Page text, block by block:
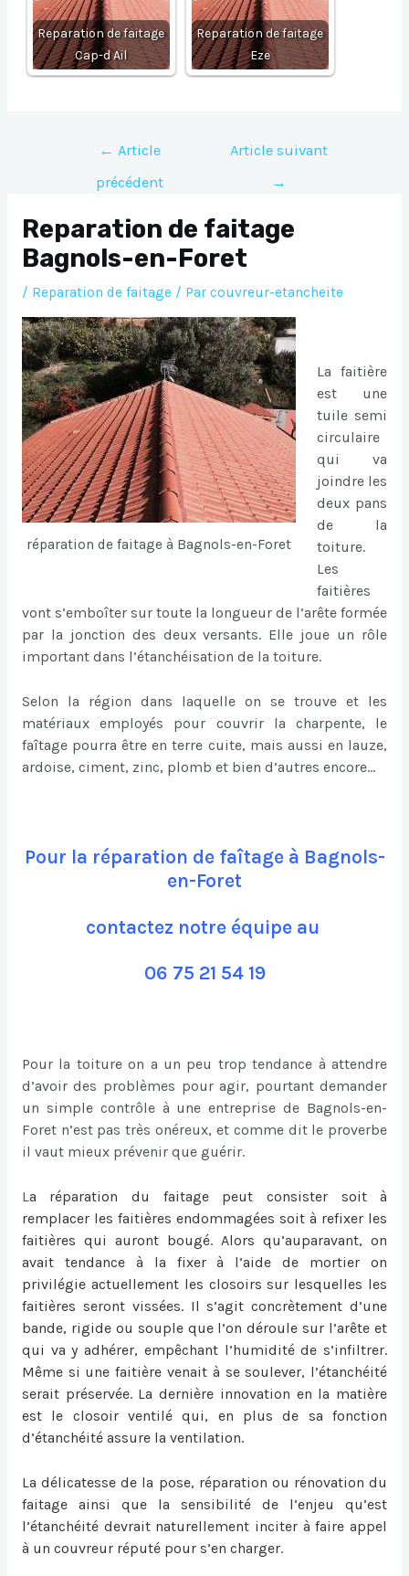
Reparation de faitage
Cap-d Ail
Reparation de faitage
Eze
Navigation
l’article
← Article
précédent
Article suivant
→
Reparation de faitage
Bagnols-en-Foret
/ Reparation de faitage/ Par couvreur-etancheite
réparation de faitage à Bagnols-en-Foret
La faitière
est une
tuile semi
circulaire
qui va
joindre les
deux pans
de la
toiture.
Les
faitières
vont s’emboîter sur toute la longueur de l’arête formée
par la jonction des deux versants. Elle joue un rôle
important dans l’étanchéisation de la toiture.
Selon la région dans laquelle on se trouve et les
matériaux employés pour couvrir la charpente, le
faîtage pourra être en terre cuite, mais aussi en lauze,
ardoise, ciment, zinc, plomb et bien d’autres encore…
Pour la réparation de faîtage à Bagnols-
en-Foret
contactez notre équipe au
06 75 21 54 19
Pour la toiture on a un peu trop tendance à attendre
d’avoir des problèmes pour agir, pourtant demander
un simple contrôle à une entreprise de Bagnols-en-
Foret n’est pas très onéreux, et comme dit le proverbe
il vaut mieux prévenir que guérir.
L a réparation du faitage peut consister soit à
remplacer les faitières endommagées soit à refixer les
faitières qui auront bougé. Alors qu’auparavant, on
avait tendance à la fixer à l’aide de mortier on
privilégie actuellement les closoirs sur lesquelles les
faitières seront vissées. Il s’agit concrètement d’une
bande, rigide ou souple que l’on déroule sur l’arête et
qui va y adhérer, empêchant l’humidité de s’infiltrer.
Même si une faitière venait à se soulever, l’étanchéité
serait préservée. La dernière innovation en la matière
est le closoir ventilé qui, en plus de sa fonction
d’étanchéité assure la ventilation.
La délicatesse de la pose, réparation ou rénovation du
faitage ainsi que la sensibilité de l’enjeu qu’est
l’étanchéité devrait naturellement inciter à faire appel
à un couvreur réputé pour s’en charger.